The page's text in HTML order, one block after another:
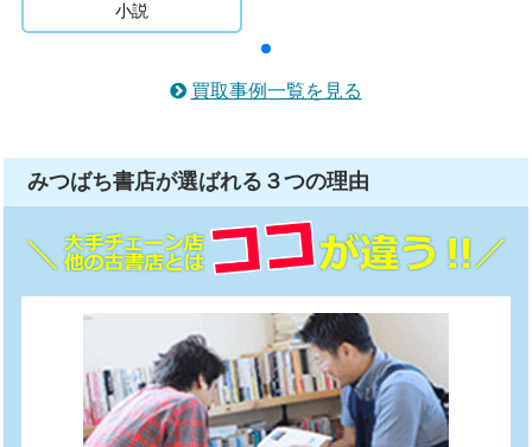
小説
買取事例一覧を見る
みつばち書店が選ばれる ３つの理由